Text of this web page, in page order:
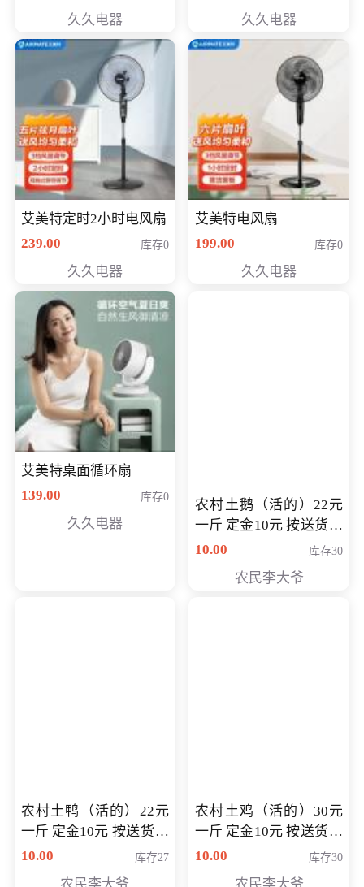
定时落地式风扇CS35-
R20
久久电器 久久电器
艾美特定时2小时电风扇
239.00
库存0
久久电器
艾美特电风扇
199.00
库存0
久久电器
艾美特桌面循环扇
139.00
库存0
久久电器
农村土鹅（活的）22元
一斤 定金10元 按送货交
付时秤重计算货款 定金
10.00 库存30
农民李大爷
农村土鸭（活的）22元
一斤 定金10元 按送货交
付时秤重计算货款 定金
10.00 库存27
农村土鸡（活的）30元
一斤 定金10元 按送货交
付时秤重计算货款 定金
10.00 库存30